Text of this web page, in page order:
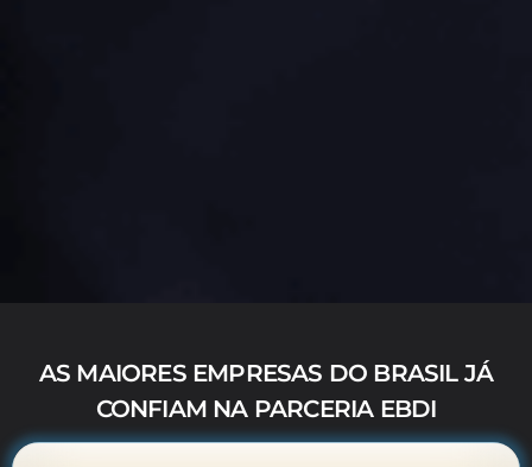
AS MAIORES EMPRESAS DO BRASIL JÁ
CONFIAM NA PARCERIA EBDI